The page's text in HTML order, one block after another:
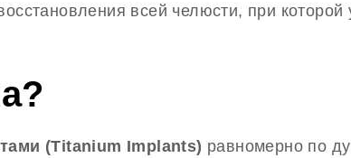
всей челюсти, при
(Titanium Implants) равномерно по